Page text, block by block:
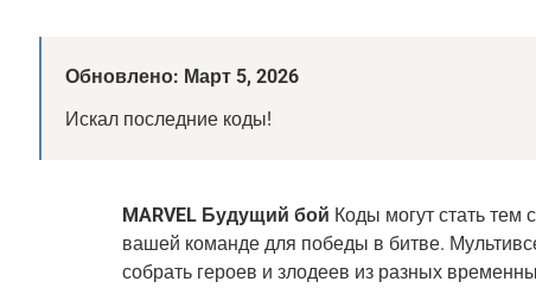
Обновлено: Март 5, 2026
Искал последние коды!
MARVEL Будущий бой Коды могут стать
вашей команде для победы в битве.
собрать героев и злодеев из разных